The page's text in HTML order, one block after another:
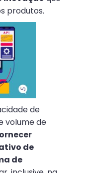
produtos.
de
volume de
de
de